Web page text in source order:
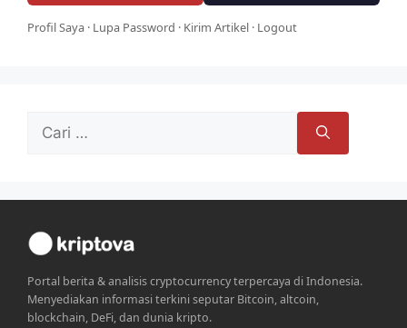
Profil Saya · Lupa Password · Kirim Artikel · Logout
untuk:
Portal berita & analisis cryptocurrency terpercaya di Indonesia.
Menyediakan informasi terkini seputar Bitcoin, altcoin,
blockchain, DeFi, dan dunia kripto.